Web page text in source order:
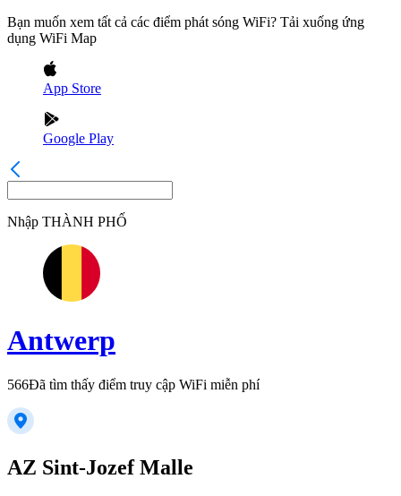
Bạn muốn xem tất cả các điểm phát sóng WiFi? Tải xuống ứng
dụng WiFi Map
App Store
Google Play
Nhập THÀNH PHỐ
Antwerp
566Đã tìm thấy điểm truy cập WiFi miễn phí
AZ Sint-Jozef Malle